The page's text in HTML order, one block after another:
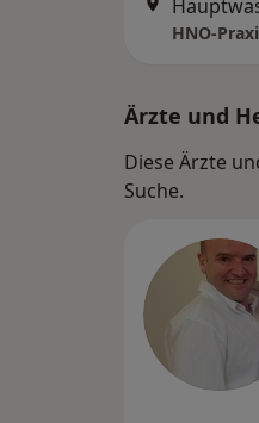
Ärzte und
Diese Ärzte
Suche.